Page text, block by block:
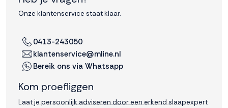
Onze klantenservice staat klaar.
0413-243050
klantenservice@mline.nl
Bereik ons via Whatsapp
Kom proefliggen
Laat je persoonlijk adviseren door een erkend slaapexpert